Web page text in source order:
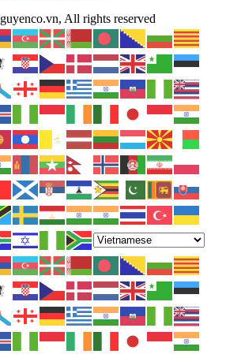
All rights reserved